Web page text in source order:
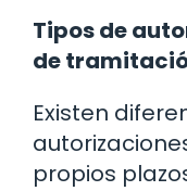
Tipos de
de
Existen
propios